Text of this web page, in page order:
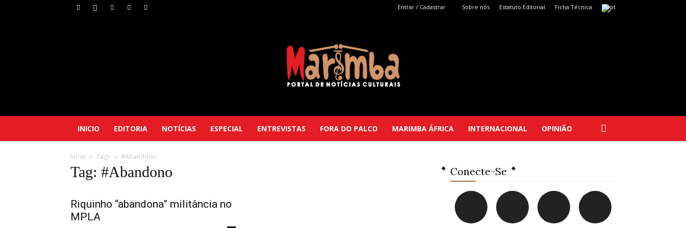
Entrar / Cadastrar Sobre nós Estatuto Editorial Ficha Técnica
INICIO EDITORIA NOTÍCIAS ESPECIAL ENTREVISTAS FORA DO PALCO MARIMBA ÁFRICA INTERNACIONAL OPINIÃO
Início Tags #Abandono
Tag: #Abandono
Riquinho “abandona” militância no
MPLA
Conecte-Se